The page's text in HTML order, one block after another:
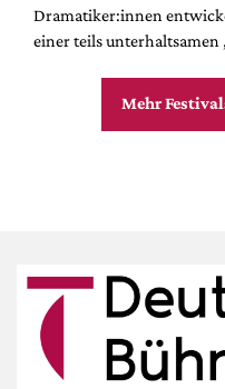
Dramatiker:innen
einer teils unterhaltsamen
Mehr